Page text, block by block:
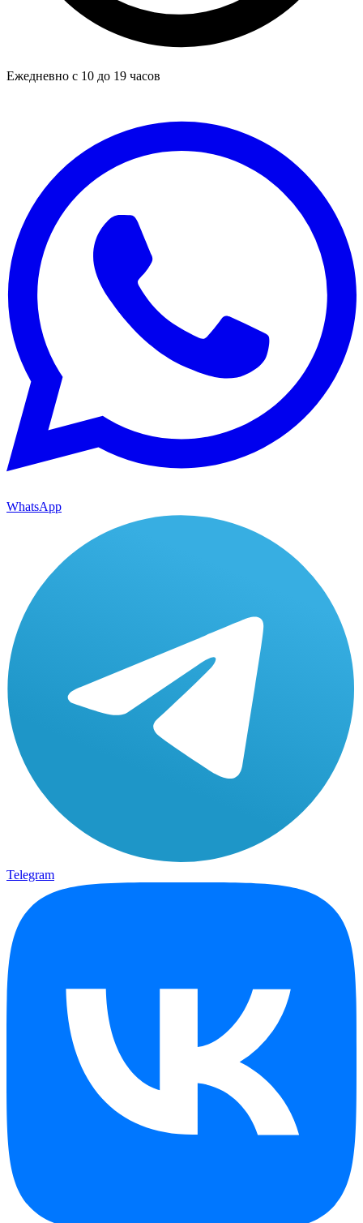
Ежедневно с 10 до 19 часов
WhatsApp
Telegram